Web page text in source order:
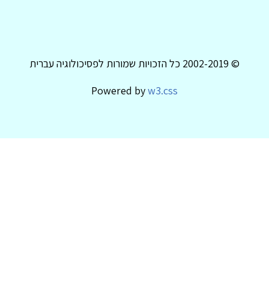
© 2002-2019 כל הזכויות שמורות לפסיכולוגיה עברית
Powered byw3.css